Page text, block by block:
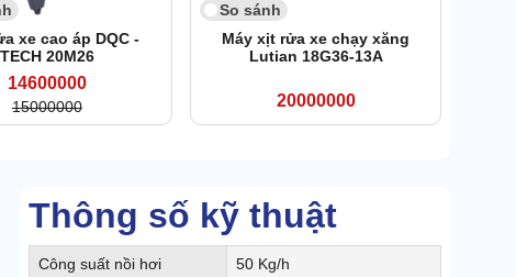
xe cao áp DQC -
TECH 20M26
14600000
15000000
So sánh
Máy xịt rửa xe chạy xăng
Lutian 18G36-13A
20000000
Thông số kỹ thuật
Công suất nồi hơi 50 Kg/h